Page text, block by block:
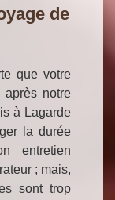
de
que votre
après notre
à Lagarde
la durée
entretien
; mais,
sont trop